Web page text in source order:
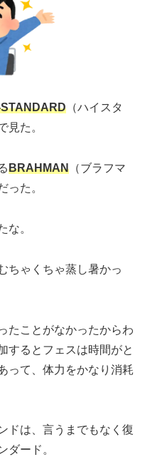
（ハイスタ
見た。
BRAHMAN （ブラフマ
った。
な。
ちゃくちゃ蒸し暑かっ
たことがなかったからわ
するとフェスは時間がと
って、体力をかなり消耗
ドは、言うまでもなく復
ダード。